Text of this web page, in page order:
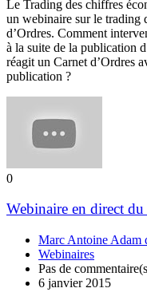
Le Trading des chiffres
un webinaire sur le trading
d’Ordres. Comment
à la suite de la publication
réagit un Carnet d’Ordres
publication ?
0
Webinaire en direct
Marc Antoine Adam
Webinaires
Pas de
6 janvier 2015